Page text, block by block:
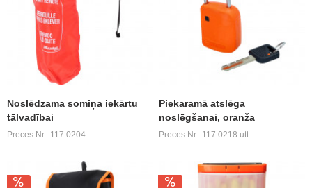
Noslēdzama somiņa iekārtu
tālvadībai
Preces Nr.: 117.0204
Piekaramā atslēga
noslēgšanai, oranža
Preces Nr.: 117.0218 utt.